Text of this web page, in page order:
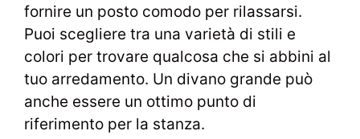
fornire un posto comodo per rilassarsi.
Puoi scegliere tra una varietà di stili e
colori per trovare qualcosa che si abbini al
tuo arredamento. Un divano grande può
anche essere un ottimo punto di
riferimento per la stanza.